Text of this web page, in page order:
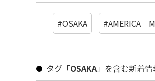
#OSAKA #AMERICA
タグ「OSAKA」を含む新着情